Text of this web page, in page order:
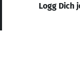
Logg Dich